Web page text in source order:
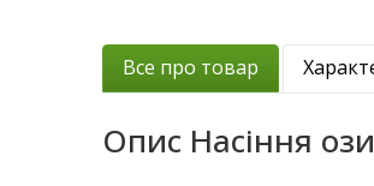
Все про товар
Опис Насіння